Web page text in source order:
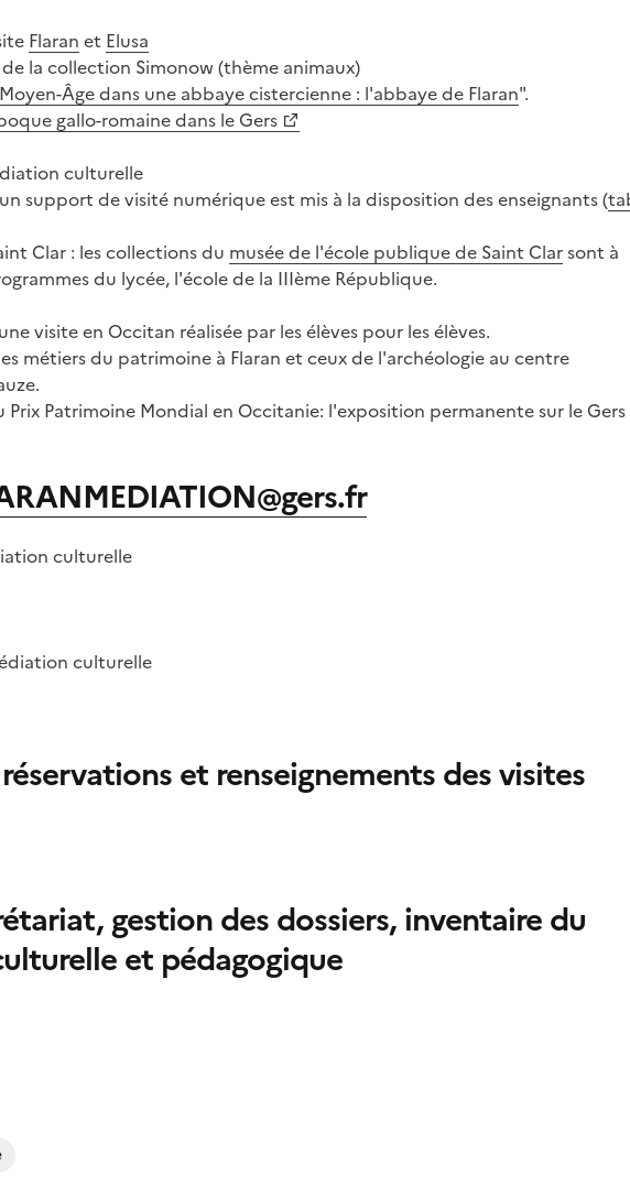
Flaran et Elusa
la collection Simonow (thème animaux)
Âge dans une abbaye cistercienne : l'abbaye de Flaran".
gallo-romaine dans le Gers
culturelle
support de visité numérique est mis à la disposition des enseignants (
Clar : les collections du musée de l'école publique de Saint Clarsont à
du lycée, l'école de la IIIème République.
visite en Occitan réalisée par les élèves pour les élèves.
métiers du patrimoine à Flaran et ceux de l'archéologie au centre
Patrimoine Mondial en Occitanie: l'exposition permanente sur le Gers
culturelle
culturelle
et renseignements des visites
gestion des dossiers, inventaire du
et pédagogique